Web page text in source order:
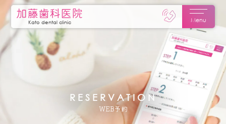
Menu
加藤歯科医院
Kato dental clinic
RESERVATION
WEB予約